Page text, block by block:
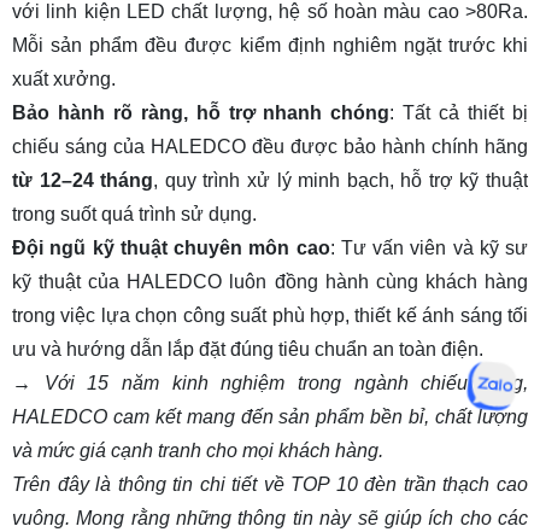
với linh kiện LED chất lượng, hệ số hoàn màu cao >80Ra.
Mỗi sản phẩm đều được kiểm định nghiêm ngặt trước khi
xuất xưởng.
Bảo hành rõ ràng, hỗ trợ nhanh chóng: Tất cả thiết bị
chiếu sáng của HALEDCO đều được bảo hành chính hãng
từ 12–24 tháng, quy trình xử lý minh bạch, hỗ trợ kỹ thuật
trong suốt quá trình sử dụng.
Đội ngũ kỹ thuật chuyên môn cao: Tư vấn viên và kỹ sư
kỹ thuật của HALEDCO luôn đồng hành cùng khách hàng
trong việc lựa chọn công suất phù hợp, thiết kế ánh sáng tối
ưu và hướng dẫn lắp đặt đúng tiêu chuẩn an toàn điện.
→ Với 15 năm kinh nghiệm trong ngành chiếu sáng,
HALEDCO cam kết mang đến sản phẩm bền bỉ, chất lượng
và mức giá cạnh tranh cho mọi khách hàng.
Trên đây là thông tin chi tiết về TOP 10đèn trần thạch cao
vuông. Mong rằng những thông tin này sẽ giúp ích cho các